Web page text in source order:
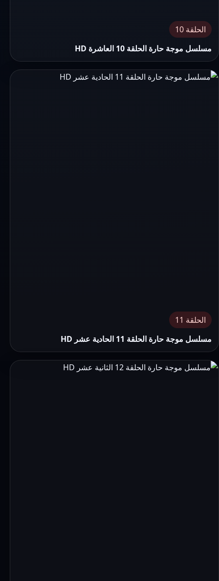
الحلقة 10
مسلسل موجة حارة الحلقة 10 العاشرة HD
الحلقة 11
مسلسل موجة حارة الحلقة 11 الحادية عشر HD